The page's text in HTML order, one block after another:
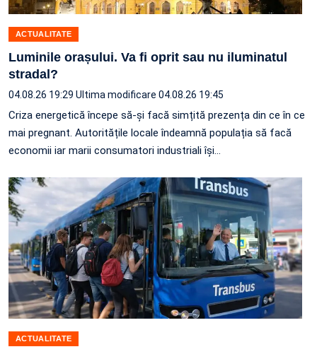
ACTUALITATE
Luminile orașului. Va fi oprit sau nu iluminatul
stradal?
04.08.26 19:29 Ultima modificare 04.08.26 19:45
Criza energetică începe să-și facă simțită prezența din ce în ce
mai pregnant. Autoritățile locale îndeamnă populația să facă
economii iar marii consumatori industriali își…
ACTUALITATE